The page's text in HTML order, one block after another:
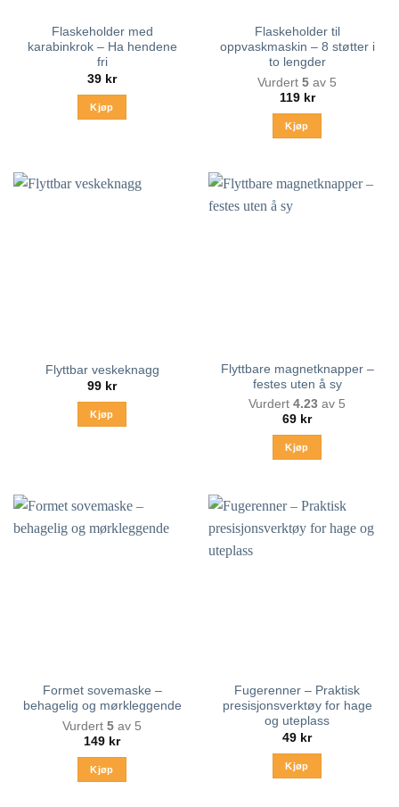
Flaskeholder med
karabinkrok – Ha hendene
fri
39 kr
Kjøp
Flaskeholder til
oppvaskmaskin – 8 støtter i
to lengder
Vurdert 5 av 5
119 kr
Kjøp
Flyttbar veskeknagg
99 kr
Kjøp
Flyttbare magnetknapper –
festes uten å sy
Vurdert 4.23 av 5
69 kr
Kjøp
Formet sovemaske –
behagelig og mørkleggende
Vurdert 5 av 5
149 kr
Kjøp
Fugerenner – Praktisk
presisjonsverktøy for hage
og uteplass
49 kr
Kjøp